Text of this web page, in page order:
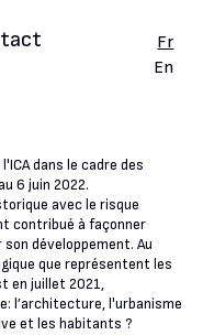
Fr
En
dans le cadre des
6 juin 2022.
avec le risque
contribué à façonner
développement. Au
que représentent les
en juillet 2021,
l’architecture, l'urbanisme
et les habitants ?